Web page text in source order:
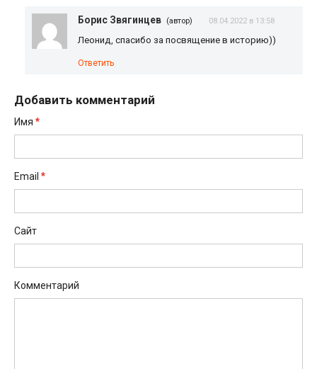
Борис Звягинцев (автор) 08.04.2022 в 13:58
Леонид, спасибо за посвящение в историю))
Ответить
Добавить комментарий
Имя *
Email *
Сайт
Комментарий